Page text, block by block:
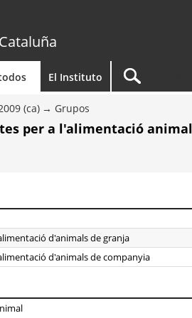
El Instituto
(ca) Grupos
per a l'alimentació animal
d'animals de granja
d'animals de companyia